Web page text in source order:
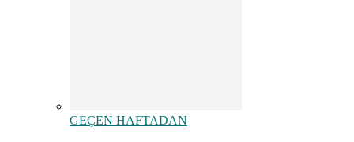
GEÇEN HAFTADAN